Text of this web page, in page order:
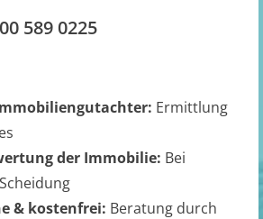
589 0225
Ermittlung
der Immobilie: Bei
& kostenfrei: Beratung durch